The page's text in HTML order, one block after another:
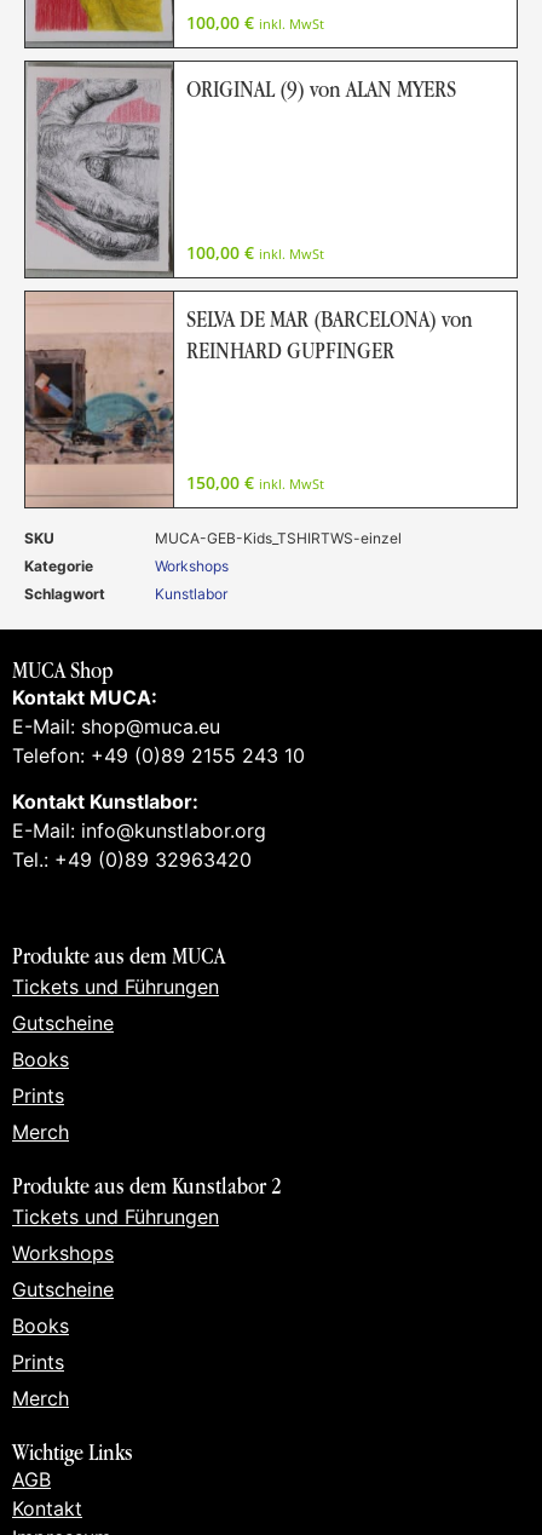
100,00 € inkl. MwSt
ORIGINAL (9) von ALAN MYERS
100,00 € inkl. MwSt
SELVA DE MAR (BARCELONA) von
REINHARD GUPFINGER
150,00 € inkl. MwSt
SKU
MUCA-GEB-Kids_TSHIRTWS-einzel
Kategorie
Workshops
Schlagwort
Kunstlabor
MUCA Shop
Kontakt MUCA:
E-Mail: shop@muca.eu
Telefon: +49 (0)89 2155 243 10
Kontakt Kunstlabor:
E-Mail: info@kunstlabor.org
Tel.: +49 (0)89 32963420
Produkte aus dem MUCA
Tickets und Führungen
Gutscheine
Books
Prints
Merch
Produkte aus dem Kunstlabor 2
Tickets und Führungen
Workshops
Gutscheine
Books
Prints
Merch
Wichtige Links
AGB
Kontakt